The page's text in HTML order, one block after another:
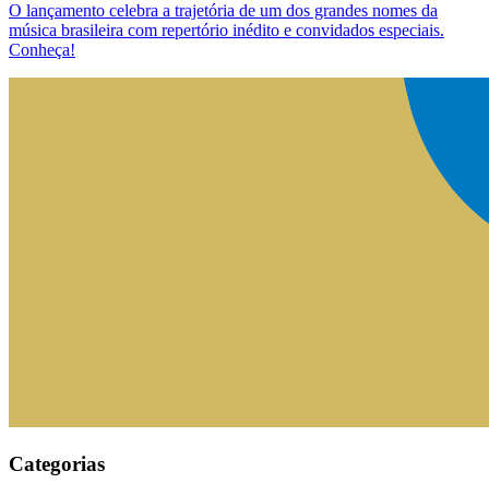
O lançamento celebra a trajetória de um dos grandes nomes da
música brasileira com repertório inédito e convidados especiais.
Conheça!
Categorias